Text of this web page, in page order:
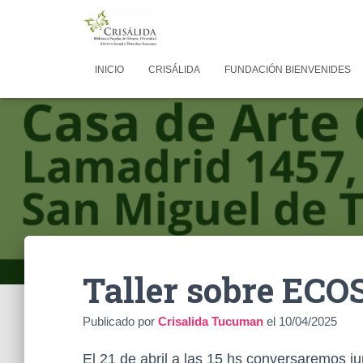
INICIO CRISÁLIDA FUNDACIÓN BIENVENIDES
Taller sobre
Publicado por Crisalida Tucuman el 10/04/2025
El 21 de abril a las 15 hs conversaremos